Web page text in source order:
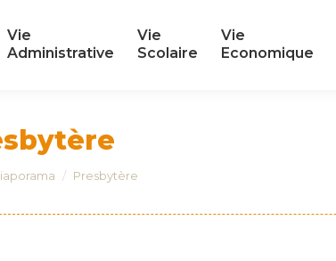
Vie
Administrative
Vie
Scolaire
Vie
Economique
: Presbytère
Vie
Administrative
Vie
Scolaire
Vie
Economique